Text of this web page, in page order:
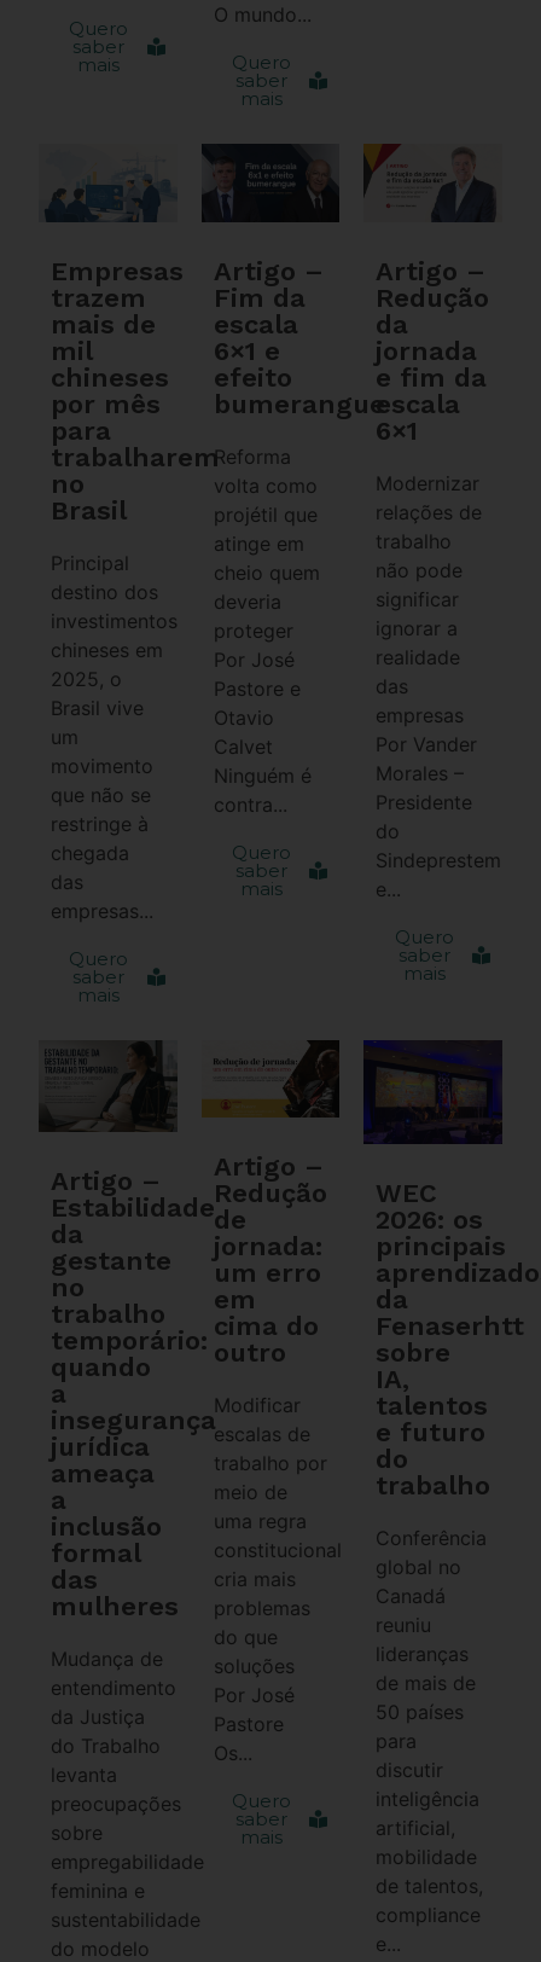
Quero
saber
mais
O mundo...
Quero
saber
mais
Empresas
trazem
mais de
mil
chineses
por mês
para
trabalharem
no
Brasil
Principal
destino dos
investimentos
chineses em
2025, o
Brasil vive
um
movimento
que não se
restringe à
chegada
das
empresas...
Quero
saber
mais
Artigo –
Fim da
escala
6×1 e
efeito
bumerangue
Reforma
volta como
projétil que
atinge em
cheio quem
deveria
proteger
Por José
Pastore e
Otavio
Calvet
Ninguém é
contra...
Quero
saber
mais
Artigo –
Redução
da
jornada
e fim da
escala
6×1
Modernizar
relações de
trabalho
não pode
significar
ignorar a
realidade
das
empresas
Por Vander
Morales –
Presidente
do
Sindeprestem
e...
Quero
saber
mais
Artigo –
Estabilidade
da
gestante
no
trabalho
temporário:
quando
a
insegurança
jurídica
ameaça
a
inclusão
formal
das
mulheres
Mudança de
entendimento
da Justiça
do Trabalho
levanta
preocupações
sobre
empregabilidade
feminina e
sustentabilidade
do modelo
Artigo –
Redução
de
jornada:
um erro
em
cima do
outro
Modificar
escalas de
trabalho por
meio de
uma regra
constitucional
cria mais
problemas
do que
soluções
Por José
Pastore
Os...
Quero
saber
mais
WEC
2026: os
principais
da
Fenaserhtt
sobre
IA,
talentos
e futuro
do
trabalho
Conferência
global no
Canadá
reuniu
lideranças
de mais de
50 países
para
discutir
inteligência
artificial,
mobilidade
de talentos,
compliance
e...